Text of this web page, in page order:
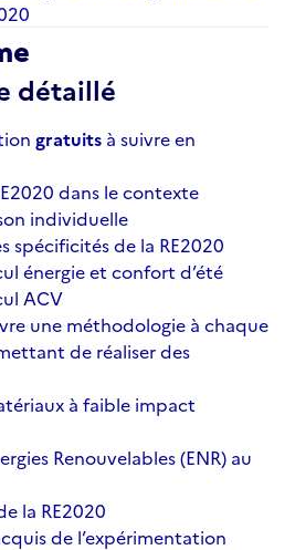
détaillé
gratuits à suivre en
dans le contexte
individuelle
spécificités de la RE2020
énergie et confort d’été
ACV
une méthodologie à chaque
de réaliser des
à faible impact
Renouvelables (ENR) au
la RE2020
de l’expérimentation